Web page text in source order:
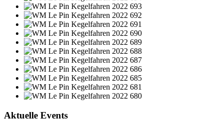
Aktuelle Events